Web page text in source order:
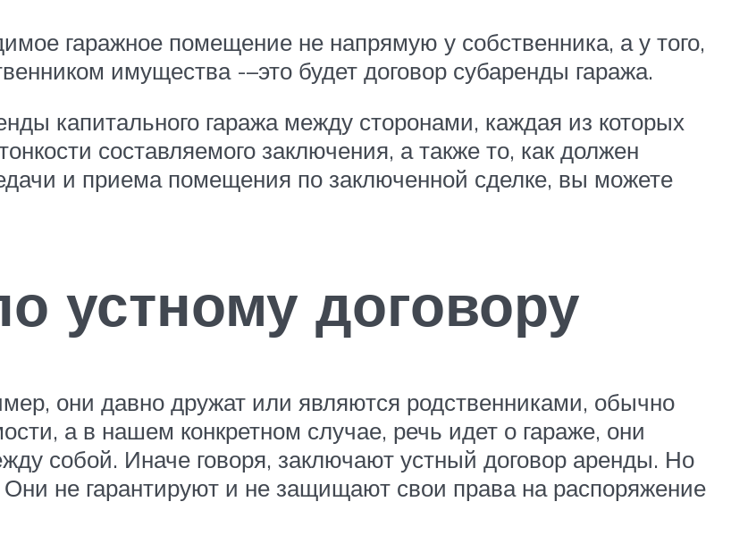
гаражное помещение не напрямую у собственника, а у того,
имущества -–это будет договор субаренды гаража.
капитального гаража между сторонами, каждая из которых
составляемого заключения, а также то, как должен
и приема помещения по заключенной сделке, вы можете
устному договору
они давно дружат или являются родственниками, обычно
а в нашем конкретном случае, речь идет о гараже, они
собой. Иначе говоря, заключают устный договор аренды. Но
не гарантируют и не защищают свои права на распоряжение